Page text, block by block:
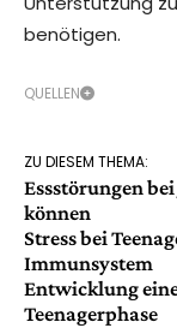
benötigen.
QUELLEN
ZU DIESEM THEMA:
Essstörungen
können
Stress bei
Immunsystem
Entwicklung
Teenagerphase